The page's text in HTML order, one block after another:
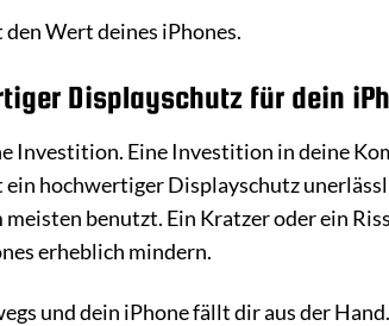
den Wert deines iPhones.
Displayschutz für dein
Investition. Eine Investition in deine
hochwertiger Displayschutz
meisten benutzt. Ein Kratzer oder ein
erheblich mindern.
und dein iPhone fällt dir aus der